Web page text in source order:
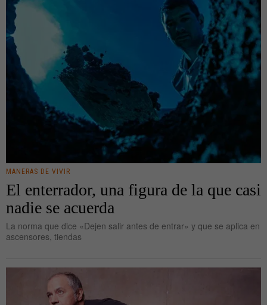
MANERAS DE VIVIR
El enterrador, una figura de la que casi
nadie se acuerda
La norma que dice «Dejen salir antes de entrar» y que se aplica en
ascensores, tiendas